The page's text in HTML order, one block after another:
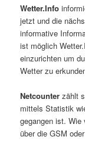
Wetter.Info
jetzt und die
informative
ist möglich
einzurichten um
Wetter zu
Netcounter zählt
mittels Statistik
gegangen ist. Wie
über die GSM